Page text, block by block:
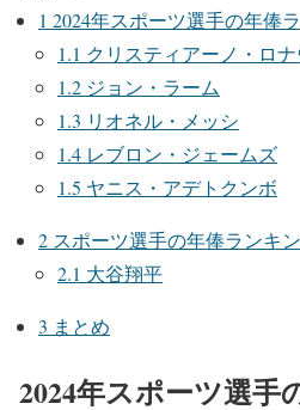
1 2024年スポーツ選手の年俸
1.1 クリスティアーノ・ロナ
1.2 ジョン・ラーム
1.3 リオネル・メッシ
1.4 レブロン・ジェームズ
1.5 ヤニス・アデトクンボ
2 スポーツ選手の年俸ランキ
2.1 大谷翔平
3 まとめ
2024年スポーツ選手